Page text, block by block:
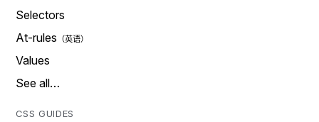
Selectors
At-rules
Values
See all…
CSS GUIDES